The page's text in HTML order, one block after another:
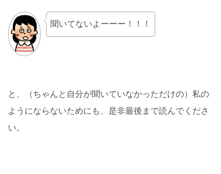
聞いてないよーーー！！！
と、（ちゃんと自分が聞いていなかっただけの）私の
ようにならないためにも、是非最後まで読んでくださ
い。